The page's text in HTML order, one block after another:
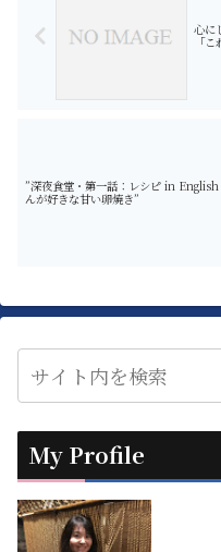
心に
「
”深夜食堂・第一話：レシピ in English
んが好きな甘い卵焼き”
My Profile